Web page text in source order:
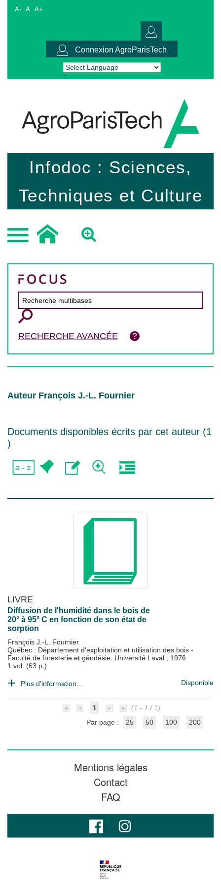
A- A A+
Connexion AgroParisTech
Powered by Translate
Infodoc : Sciences,
Techniques et Culture
RECHERCHE AVANCÉE
Auteur François J.-L. Fournier
Documents disponibles écrits par cet auteur (1
)
LIVRE
Diffusion de l'humidité dans le bois de
20° à 95° C en fonction de son état de
sorption
François J.-L. Fournier
Québec : Département d'exploitation et utilisation des bois -
Faculté de foresterie et géodésie. Université Laval ; 1976
1 vol. (63 p.)
Plus d'information... Disponible
1
(1 - 1 / 1)
Par page :
25 50 100 200
Mentions légales
Contact
FAQ